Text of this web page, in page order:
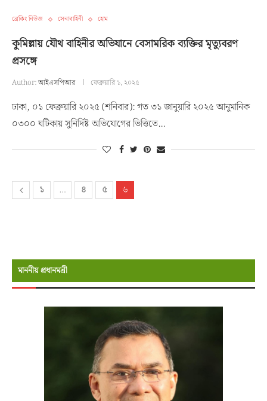
ব্রেকিং নিউজ সেনাবাহিনী হোম
কুমিল্লায় যৌথ বাহিনীর অভিযানে বেসামরিক ব্যক্তির মৃত্যুবরণ
প্রসঙ্গে
Author:আইএসপিআর ফেব্রুয়ারি ১, ২০২৫
ঢাকা, ০১ ফেব্রুয়ারি ২০২৫ (শনিবার): গত ৩১ জানুয়ারি ২০২৫ আনুমানিক
০৩০০ ঘটিকায় সুনির্দিষ্ট অভিযোগের ভিত্তিতে…
১ … ৪ ৫ ৬
মাননীয় প্রধানমন্রী